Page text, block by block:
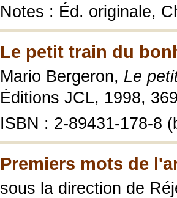
Notes : Éd. originale,
Le petit train du
Mario Bergeron, Le
Éditions JCL, 1998,
ISBN : 2-89431-178-8
Premiers mots de
sous la direction de